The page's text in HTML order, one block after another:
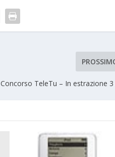
Concorso TeleTu – In estrazione 3